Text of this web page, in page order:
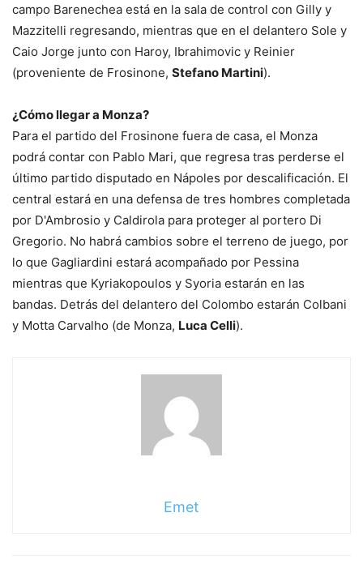
campo Barenechea está en la sala de control con Gilly y
Mazzitelli regresando, mientras que en el delantero Sole y
Caio Jorge junto con Haroy, Ibrahimovic y Reinier
(proveniente de Frosinone, Stefano Martini).
¿Cómo llegar a Monza?
Para el partido del Frosinone fuera de casa, el Monza
podrá contar con Pablo Mari, que regresa tras perderse el
último partido disputado en Nápoles por descalificación. El
central estará en una defensa de tres hombres completada
por D'Ambrosio y Caldirola para proteger al portero Di
Gregorio. No habrá cambios sobre el terreno de juego, por
lo que Gagliardini estará acompañado por Pessina
mientras que Kyriakopoulos y Syoria estarán en las
bandas. Detrás del delantero del Colombo estarán Colbani
y Motta Carvalho (de Monza, Luca Celli).
Emet